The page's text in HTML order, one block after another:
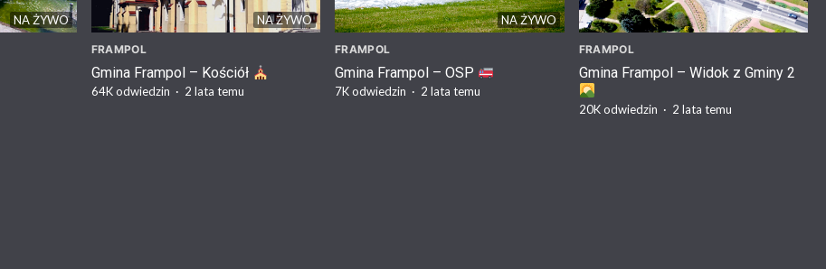
NA ŻYWO NA ŻYWO
FRAMPOL
Gmina Frampol – Kościół
64Kodwiedzin · 2 lata temu
NA ŻYWO
FRAMPOL
Gmina Frampol – OSP
7Kodwiedzin · 2 lata temu
FRAMPOL
Gmina Frampol – Widok z Gminy 2
20Kodwiedzin · 2 lata temu